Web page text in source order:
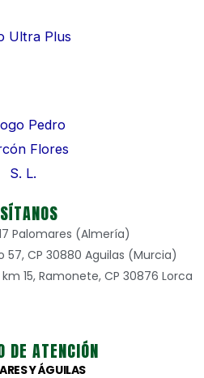
Palomares (Almería)
57, CP 30880 Aguilas (Murcia)
15, Ramonete, CP 30876 Lorca
DE ATENCIÓN
Y ÁGUILAS